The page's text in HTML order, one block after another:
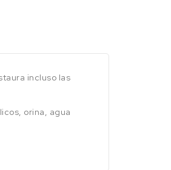
incluso las
orina, agua